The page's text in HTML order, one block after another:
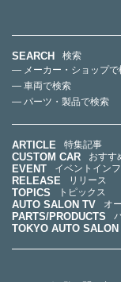
SEARCH
検索
— メーカー・ショップで
— 車両で検索
— パーツ・製品で検索
ARTICLE 特集記事
CUSTOM CAR おすす
EVENT イベントイン
RELEASE リリース
TOPICS トピックス
AUTO SALON TV オ
PARTS/PRODUCTS
TOKYO AUTO SALON